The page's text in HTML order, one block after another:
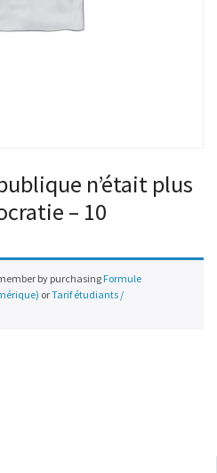
n’était plus
– 10
by purchasing Formule
orTarif étudiants /